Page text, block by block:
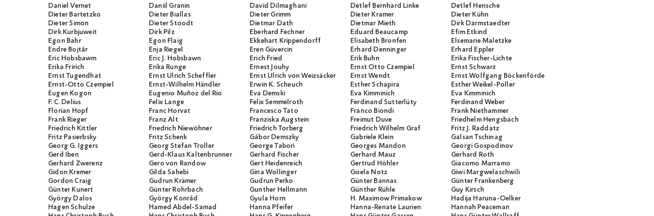
Daniel Vernet
Daniil Granin David Dilmaghani Detlef Bernhard Linke
Detlef Hensche
Dieter Bartetzko
Dieter Biallas Dieter Grimm Dieter Kramer
Dieter Kühn
Dieter Simon
Dieter Stoodt Dietmar Dath Dietmar Mieth
Dirk Darmstaedter
Dirk Kurbjuweit
Dirk Pilz Eberhard Fechner Eduard Beaucamp
Efim Etkind
Egon Bahr
Egon Flaig Ekkehart Krippendorff Elisabeth Bronfen
Elsemarie Maletzke
Endre Bojtár
Enja Riegel Eren Güvercin Erhard Denninger
Erhard Eppler
Eric Hobsbawm
Eric J. Hobsbawn Erich Fried Erik Buhn
Erika Fischer-Lichte
Erika Fririch
Erika Runge Ernest Jouhy Ernst Otto Czempiel
Ernst Schwarz
Ernst Tugendhat
Ernst Ulrich Scheffler Ernst Ulrich von Weizsäcker Ernst Wendt
Ernst Wolfgang Böckenförde
Ernst-Otto Czempiel
Ernst-Wilhelm Händler Erwin K. Scheuch Esther Schapira
Esther Weikel-Poller
Eugen Kogon
Eugenio Muñoz del Rio Eva Demski Eva Kimminich
Eva Kimminich
F. C. Delius
Felix Lange Felix Semmelroth Ferdinand Sutterlüty
Ferdinand Weber
Florian Hopf
Franc Horvat Francesco Tato Franco Biondi
Frank Niethammer
Frank Rieger
Franz Alt Franziska Augstein Freimut Duve
Friedhelm Hengsbach
Friedrich Kittler
Friedrich Niewöhner Friedrich Torberg Friedrich Wilhelm Graf
Fritz J. Raddatz
Fritz Pasierbsky
Fritz Schenk Gábor Demszky Gabriele Klein
Galsan Tschinag
Georg G. Iggers
Georg Stefan Troller George Tabori Georges Mandon
Georgi Gospodinov
Gerd Iben
Gerd-Klaus Kaltenbrunner Gerhard Fischer Gerhard Mauz
Gerhard Roth
Gerhard Zwerenz
Gero von Randow Gert Heidenreich Gertrud Höhler
Giacomo Marramo
Gidon Kremer
Gilda Sahebi Gina Wollinger Gisela Notz
Giwi Margwelaschwili
Gordon Craig
Gudrun Krämer Gudrun Perko Günter Bannas
Günter Frankenberg
Günter Kunert
Günter Rohrbach Gunther Hellmann Günther Rühle
Guy Kirsch
György Dalos
György Konrád Gyula Horn H. Maximow Primakow
Hadija Haruna-Oelker
Hagen Schulze
Hamed Abdel-Samad Hanna Pfeifer Hanna-Renate Laurien
Hannah Peaceman